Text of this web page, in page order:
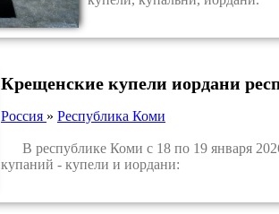
Крещенские купели иордани
Россия » Республика Коми
В республике Коми с 18 по 19 января
купаний - купели и иордани: